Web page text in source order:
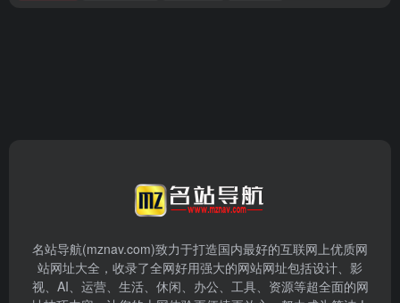
名站导航(mznav.com)致力于打造国内最好的互联网上优质网
站网址大全，收录了全网好用强大的网站网址包括设计、影
视、AI、运营、生活、休闲、办公、工具、资源等超全面的网